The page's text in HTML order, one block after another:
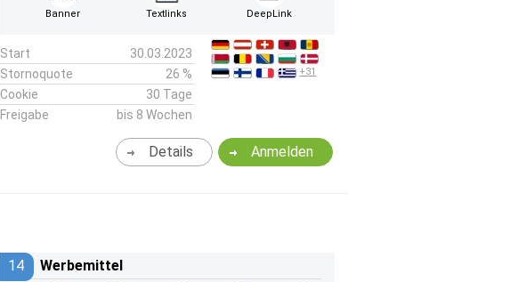
Banner Textlinks DeepLink
Start
30.03.2023
Stornoquote
26 %
Cookie
30 Tage
Freigabe
bis 8 Wochen
+31
Anmelden
Details
14 Werbemittel